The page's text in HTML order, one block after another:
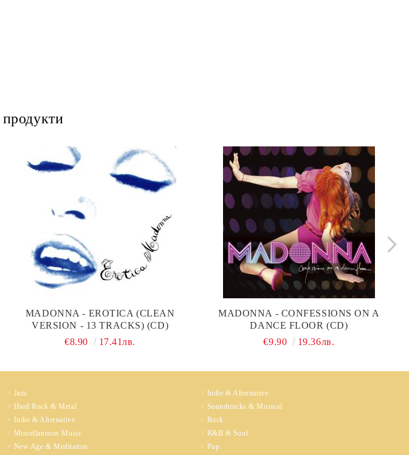
MADONNA - EROTICA (CLEAN
VERSION - 13 TRACKS) (CD)
€8.90
17.41лв.
MADONNA - CONFESSIONS ON A
DANCE FLOOR (CD)
€9.90
19.36лв.
Jazz
Hard Rock & Metal
Indie & Alternative
Miscellaneous Music
New Age & Meditation
Indie & Alternative
Soundtracks & Musical
Rock
R&B & Soul
Pop